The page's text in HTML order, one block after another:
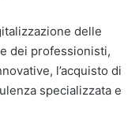
delle
dei professionisti,
l’acquisto di
specializzata e